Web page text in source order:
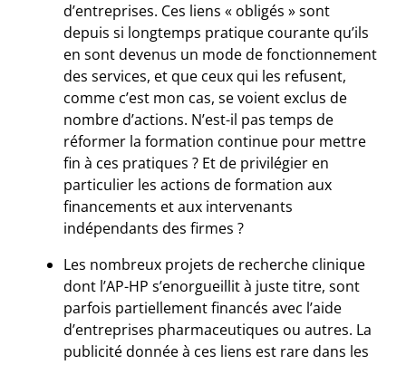
d’entreprises. Ces liens « obligés » sont
depuis si longtemps pratique courante qu’ils
en sont devenus un mode de fonctionnement
des services, et que ceux qui les refusent,
comme c’est mon cas, se voient exclus de
nombre d’actions. N’est-il pas temps de
réformer la formation continue pour mettre
fin à ces pratiques ? Et de privilégier en
particulier les actions de formation aux
financements et aux intervenants
indépendants des firmes ?
Les nombreux projets de recherche clinique
dont l’AP-HP s’enorgueillit à juste titre, sont
parfois partiellement financés avec l’aide
d’entreprises pharmaceutiques ou autres. La
publicité donnée à ces liens est rare dans les